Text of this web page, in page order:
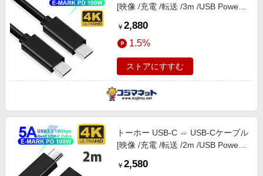
[映像 /充電 /転送 /3m /USB Power
GEN2-3
￥ 2,880
1.5%
ストアにすすむ
トーホー USB-C ⇔ USB-Cケーブル
[映像 /充電 /転送 /2m /USB Power
字] GEN2-2L
￥ 2,580